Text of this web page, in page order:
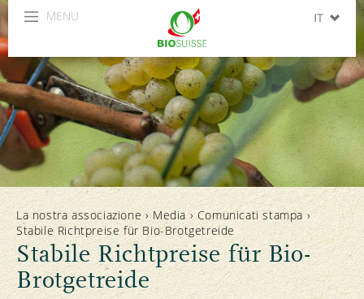
MENU IT
FR
La nostra associazione› Media › Comunicati stampa›
Stabile Richtpreise für Bio-Brotgetreide
Stabile Richtpreise für Bio-
Brotgetreide